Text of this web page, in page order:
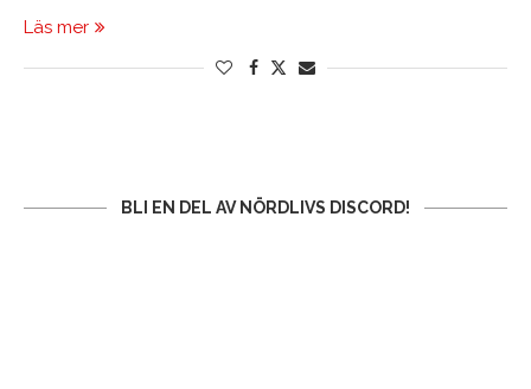
Läs mer
BLI EN DEL AV NÖRDLIVS DISCORD!